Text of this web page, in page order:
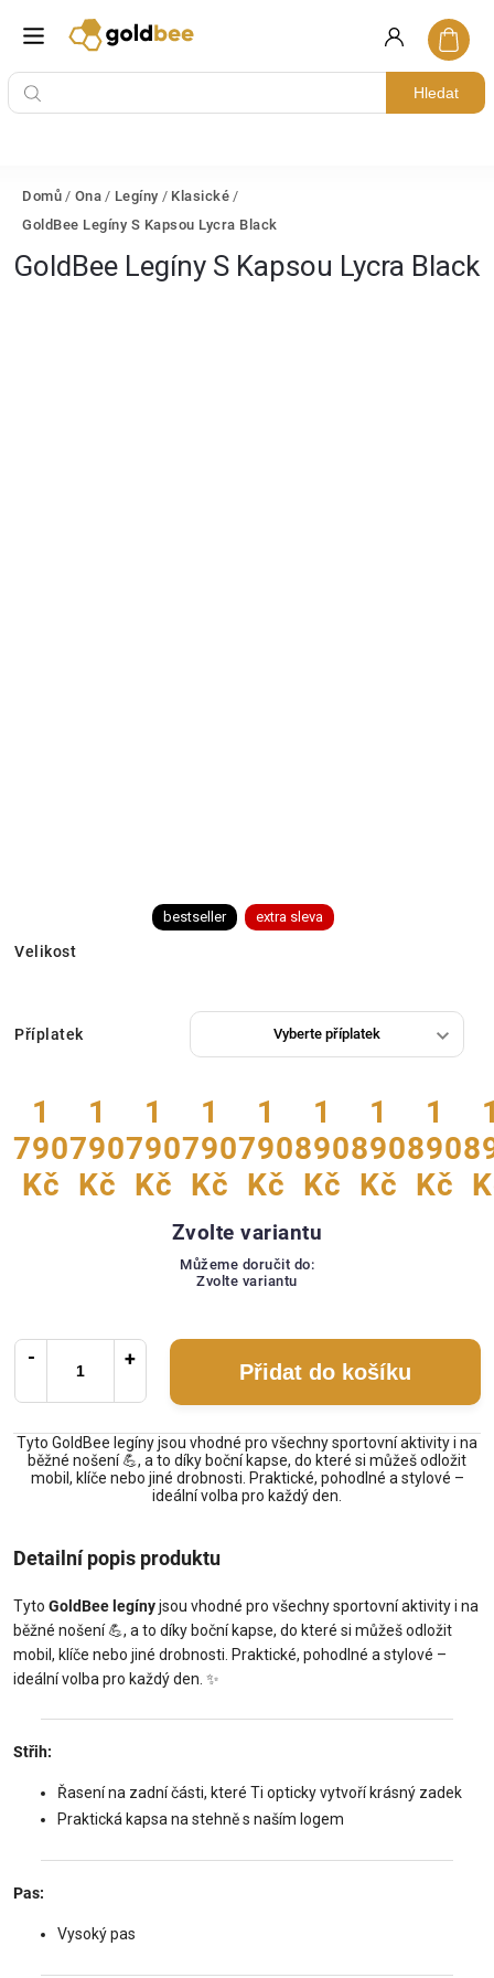
Hledat
Domů / Ona / Legíny / Klasické /
GoldBee Legíny S Kapsou Lycra Black
GoldBee Legíny S Kapsou Lycra Black
bestseller extra sleva
Velikost
Příplatek
1
790
Kč
1
790
Kč
1
790
Kč
1
790
Kč
1
790
Kč
1
890
Kč
1
890
Kč
1
890
Kč
Zvolte variantu
Můžeme doručit do:
Zvolte variantu
Přidat do košíku
Tyto GoldBee legíny jsou vhodné pro všechny sportovní aktivity i na
běžné nošení 💪, a to díky boční kapse, do které si můžeš odložit
mobil, klíče nebo jiné drobnosti. Praktické, pohodlné a stylové –
ideální volba pro každý den.
Detailní popis produktu
Tyto GoldBee legínyjsou vhodné pro všechny sportovní aktivity i na
běžné nošení 💪, a to díky boční kapse, do které si můžeš odložit
mobil, klíče nebo jiné drobnosti. Praktické, pohodlné a stylové –
ideální volba pro každý den. ✨
Střih:
Řasení na zadní části, které Ti opticky vytvoří krásný zadek
Praktická kapsa na stehně s naším logem
Pas:
Vysoký pas